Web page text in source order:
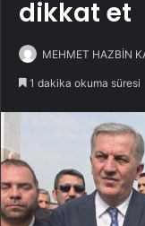
dikkat et
MEHMET HAZBİN
1 dakika okuma süresi